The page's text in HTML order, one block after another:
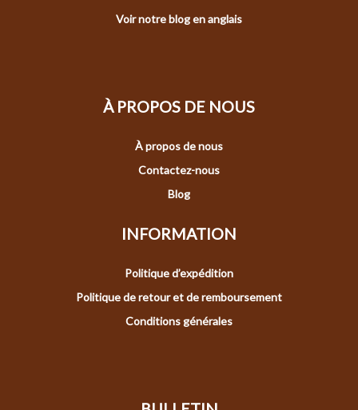
Voir notre blog en anglais
À PROPOS DE NOUS
À propos de nous
Contactez-nous
Blog
INFORMATION
Politique d’expédition
Politique de retour et de remboursement
Conditions générales